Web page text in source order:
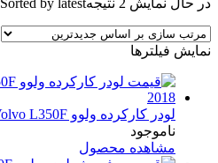
در حال نمایش 2 نتیجه Sorted by latest
نمایش فیلترها
لودر کارکرده ولوو Volvo L350F سال 2017 دارای گارانتی
ناموجود
مشاهده محصول